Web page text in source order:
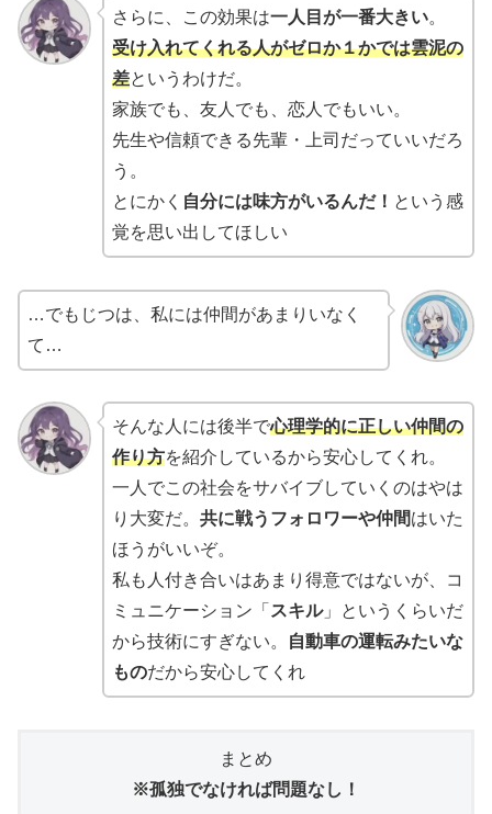
さらに、この効果は一人目が一番大きい。
受け入れてくれる人がゼロか１かでは雲泥の
差というわけだ。
家族でも、友人でも、恋人でもいい。
先生や信頼できる先輩・上司だっていいだろ
う。
とにかく 自分には味方がいるんだ！ という感
覚を思い出してほしい
…でもじつは、私には仲間があまりいなく
て…
そんな人には後半で心理学的に正しい仲間の
作り方を紹介しているから安心してくれ。
一人でこの社会をサバイブしていくのはやは
り大変だ。 共に戦うフォロワーや仲間はいた
ほうがいいぞ。
私も人付き合いはあまり得意ではないが、コ
ミュニケーション「 スキル」というくらいだ
から技術にすぎない。
自動車の運転みたいな
ものだから安心してくれ
まとめ
※孤独でなければ問題なし！